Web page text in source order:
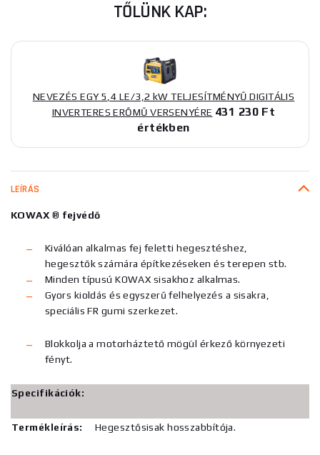
TŐLÜNK KAP:
NEVEZÉS EGY 5,4 LE/3,2 kW TELJESÍTMÉNYŰ DIGITÁLIS
INVERTERES ERŐMŰ VERSENYÉRE 431 230 Ft
értékben
LEÍRÁS
KOWAX ® fejvédő
Kiválóan alkalmas fej feletti hegesztéshez,
hegesztők számára építkezéseken és terepen stb.
Minden típusú KOWAX sisakhoz alkalmas.
Gyors kioldás és egyszerű felhelyezés a sisakra,
speciális FR gumi szerkezet.
Blokkolja a motorháztető mögül érkező környezeti
fényt.
Specifikációk:
Termékleírás: Hegesztősisak hosszabbítója.